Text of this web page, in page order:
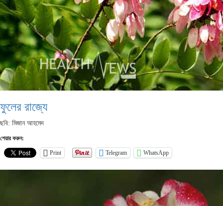
ফুলের রাজ্যে
ছবি: মিজান আহমেদ
শেয়ার করুন:
Print Telegram WhatsApp